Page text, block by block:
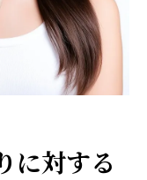
に対する